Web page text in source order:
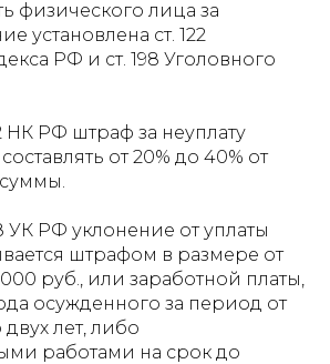
физического лица за
установлена ст. 122
РФ и ст. 198 Уголовного
НК РФ штраф за неуплату
от 20% до 40% от
УК РФ уклонение от уплаты
штрафом в размере от
руб., или заработной платы,
осужденного за период от
лет, либо
работами на срок до